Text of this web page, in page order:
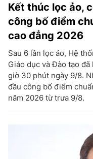
Kết thúc lọc ảo,
công bố điểm
cao đẳng 2026
Sau 6 lần lọc ảo, Hệ
Giáo dục và Đào tạo
giờ 30 phút ngày 9/8.
đầu công bố điểm
năm 2026 từ trưa 9/8.